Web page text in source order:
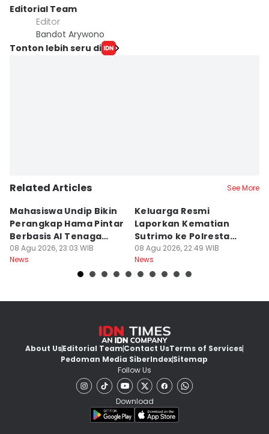
Editorial Team
Editor
Bandot Arywono
Tonton lebih seru di
Related Articles See More
Mahasiswa Undip Bikin
Perangkap Hama Pintar
Berbasis AI Tenaga
Surya
08 Agu 2026, 23:03 WIB
News
Keluarga Resmi
Laporkan Kematian
Sutrimo ke Polresta
Banyumas
08 Agu 2026, 22:49 WIB
News
About UsEditorial TeamContact UsTerms of Services
Pedoman Media SiberIndexSitemap
Follow Us
Download